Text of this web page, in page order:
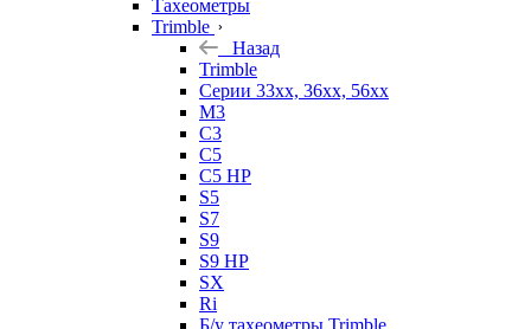
Тахеометры
Trimble
Назад
Trimble
Серии 33xx, 36xx, 56xx
M3
C3
C5
C5 HP
S5
S7
S9
S9 HP
SX
Ri
Б/у тахеометры Trimble